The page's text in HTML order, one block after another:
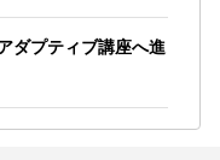
ダプティブ講座へ進